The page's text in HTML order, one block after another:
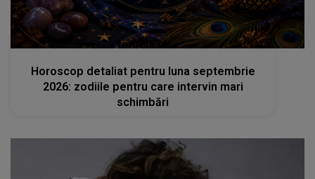
femeia.ro
Horoscop detaliat pentru luna septembrie
2026: zodiile pentru care intervin mari
schimbări